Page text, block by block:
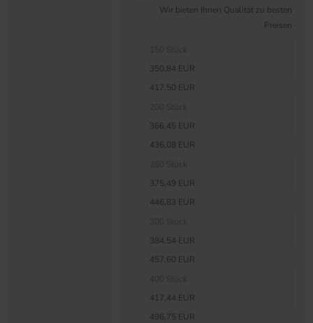
Wir bieten Ihnen Qualität zu besten
Preisen
350,84 EUR
417,50 EUR
366,45 EUR
436,08 EUR
375,49 EUR
446,83 EUR
384,54 EUR
457,60 EUR
417,44 EUR
496,75 EUR